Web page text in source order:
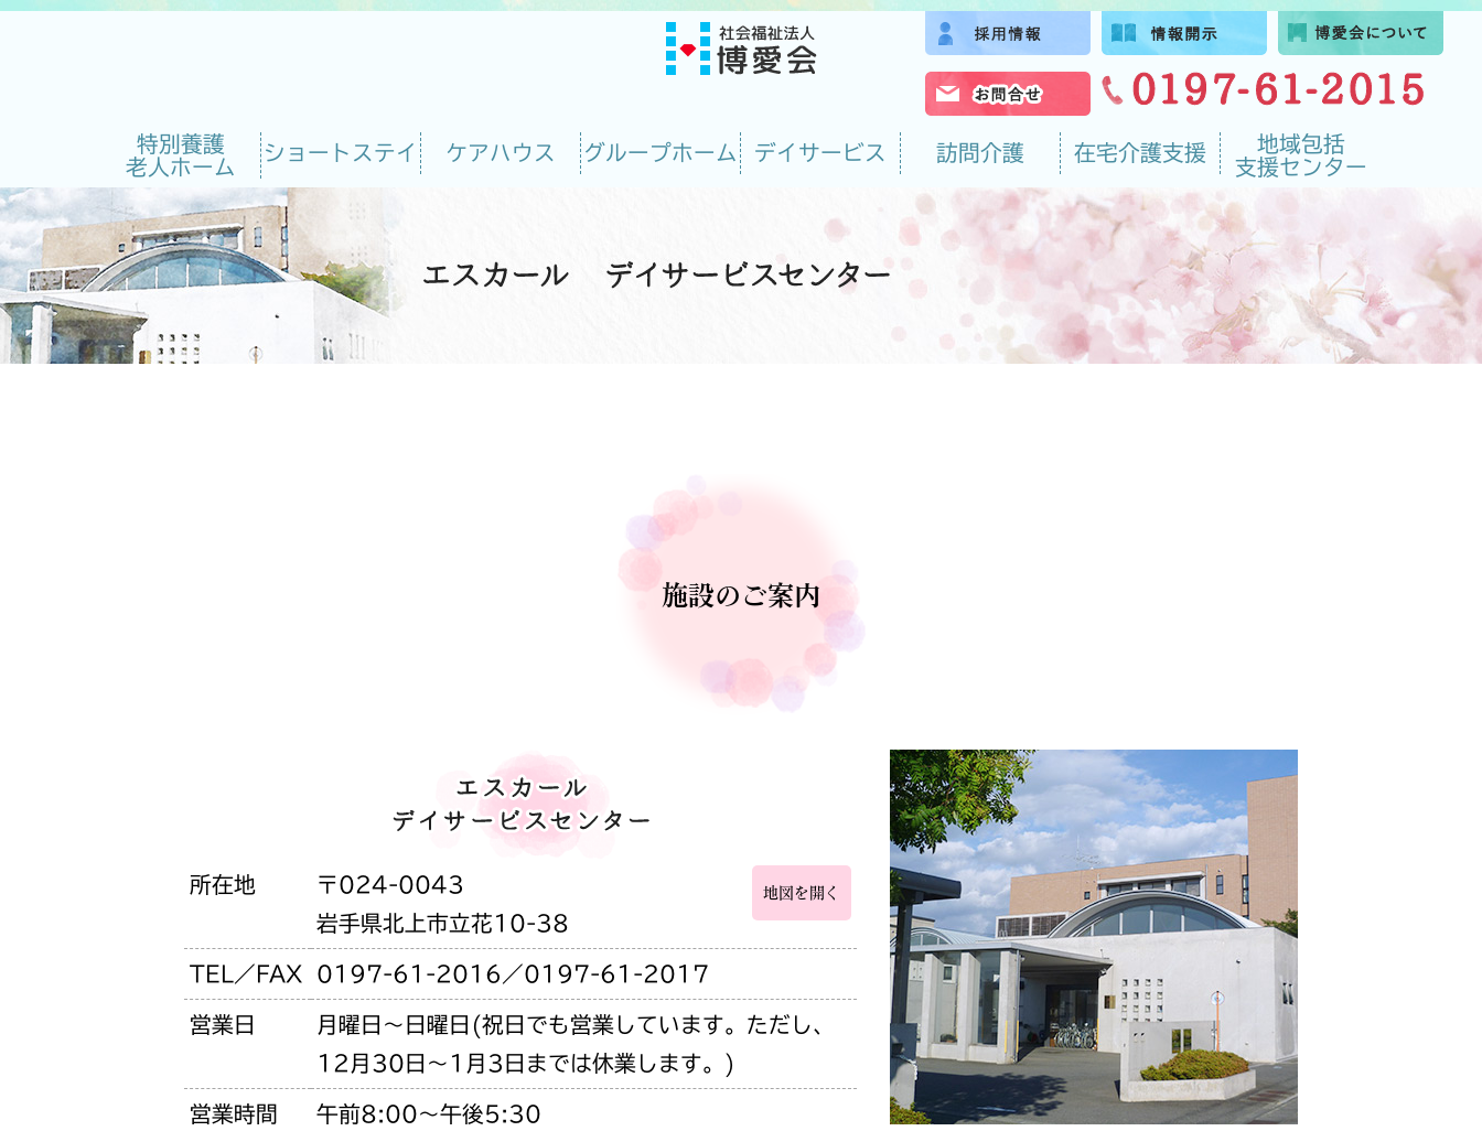
特別養護
老人ホーム
ショートステイ ケアハウス グループホーム デイサービス 訪問介護 在宅介護支援
地域包括
支援センター
施設のご案内
所在地 地図を開く
〒024-0043
岩手県北上市立花10-38
TEL／FAX 0197-61-2016／0197-61-2017
営業日
月曜日～日曜日(祝日でも営業しています。ただし、
12月30日～1月3日までは休業します。)
営業時間 午前8:00〜午後5:30